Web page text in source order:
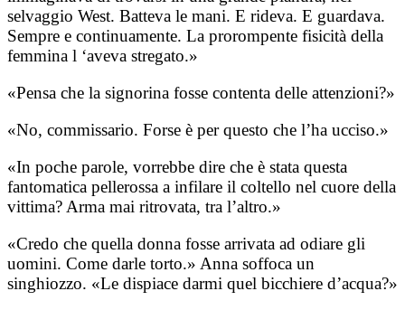
selvaggio West. Batteva le mani. E rideva. E guardava.
Sempre e continuamente. La prorompente fisicità della
femmina l ‘aveva stregato.»
«Pensa che la signorina fosse contenta delle attenzioni?»
«No, commissario. Forse è per questo che l’ha ucciso.»
«In poche parole, vorrebbe dire che è stata questa
fantomatica pellerossa a infilare il coltello nel cuore della
vittima? Arma mai ritrovata, tra l’altro.»
«Credo che quella donna fosse arrivata ad odiare gli
uomini. Come darle torto.» Anna soffoca un
singhiozzo. «Le dispiace darmi quel bicchiere d’acqua?»